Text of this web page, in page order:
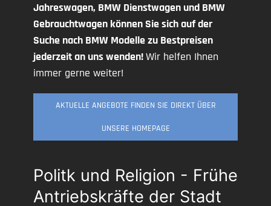
Jahreswagen, BMW Dienstwagen und BMW
Gebrauchtwagen können Sie sich auf der
Suche nach BMW Modelle zu Bestpreisen
jederzeit an uns wenden!Wir helfen Ihnen
immer gerne weiter!
AKTUELLE ANGEBOTE FINDEN SIE DIREKT ÜBER
UNSERE HOMEPAGE
Politk und Religion - Frühe
Antriebskräfte der Stadt